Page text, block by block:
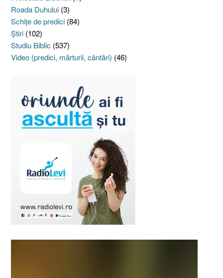
Roada Duhului (3)
Schiţe de predici (84)
Ştiri (102)
Studiu Biblic (537)
Video (predici, mărturii, cântări) (46)